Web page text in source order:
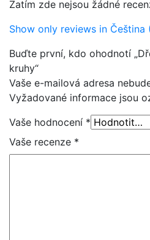
Zatím zde nejsou žádné
Show only reviews in Čeština
Buďte první, kdo ohodnotí
kruhy“
Vaše e-mailová adresa
Vyžadované informace jsou
Vaše hodnocení *
Vaše recenze *